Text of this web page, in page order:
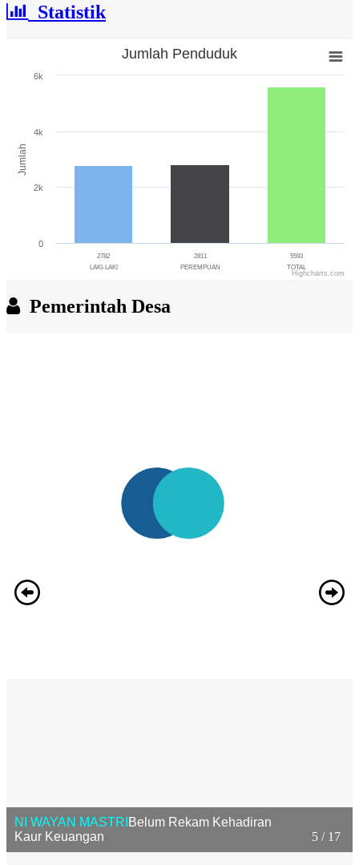
Statistik
Jumlah
Jumlah Penduduk
2782
LAKI-LAKI
2811
PEREMPUAN
5593
TOTAL
0
2k
4k
6k
Highcharts.com
Pemerintah Desa
5 / 17
NI WAYAN MASTRI Belum Rekam Kehadiran
Kaur Keuangan